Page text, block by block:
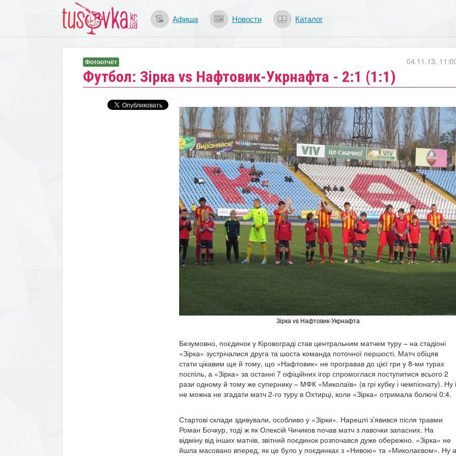
Афиша Новости Каталог
Футбол: Зірка vs Нафтовик-Укрнафта - 2:1 (1:1)
04.11.13,
Фотоотчёт
Зірка vs Нафтовик-Укрнафта
Безумовно, поєдинок у Кіровограді став центральним матчем туру – на стадіоні
«Зірка» зустрічалися друга та шоста команда поточної першості. Матч обіцяв
стати цікавим ще й тому, що «Нафтовик» не програвав до цієї гри у 8-ми турах
поспіль, а «Зірка» за останні 7 офіційних ігор спромоглася поступитися всього 2
рази одному й тому же супернику – МФК «Миколаїв» (в грі кубку і чемпіонату). Ну і
не можна не згадати матч 2-го туру в Охтирці, коли «Зірка» отримала болючі 0:4.
Стартові склади здивували, особливо у «Зірки». Нарешті з’явився після травми
Роман Бочкур, тоді ж як Олексій Чичиков почав матч з лавочки запасних. На
відміну від інших матчів, звітний поєдинок розпочався дуже обережно. «Зірка» не
йшла масовано вперед, як це було у поєдинках з «Нивою» та «Миколаєвом». Ну а